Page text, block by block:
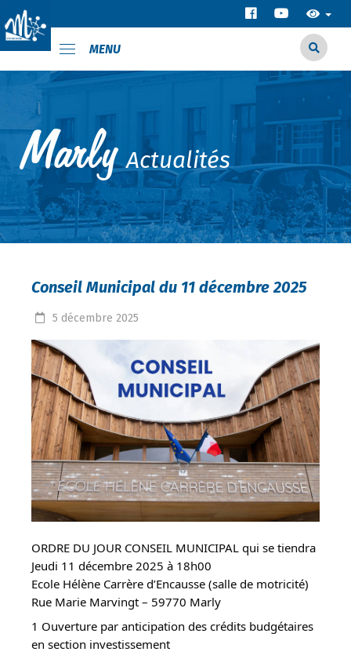
MENU
Actualités
Conseil Municipal du 11 décembre 2025
5 décembre 2025
ORDRE DU JOUR CONSEIL MUNICIPAL qui se tiendra
Jeudi 11 décembre 2025 à 18h00
Ecole Hélène Carrère d’Encausse (salle de motricité)
Rue Marie Marvingt – 59770 Marly
1 Ouverture par anticipation des crédits budgétaires
en section investissement